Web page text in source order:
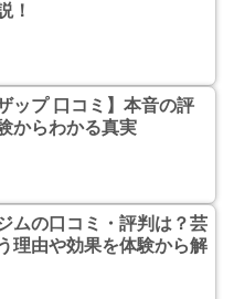
！
ップ 口コミ】本音の評
からわかる真実
ムの口コミ・評判は？芸
理由や効果を体験から解